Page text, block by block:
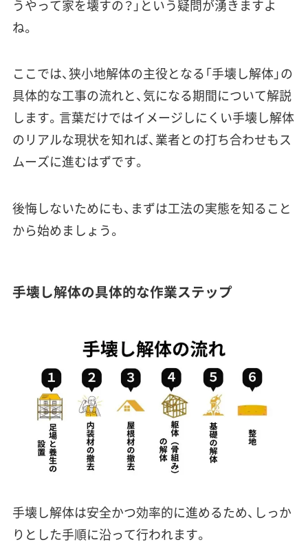
うやって家を壊すの？」という疑問が湧きますよ
ね。
ここでは、狭小地解体の主役となる「手壊し解体」の
具体的な工事の流れと、気になる期間について解説
します。言葉だけではイメージしにくい手壊し解体
のリアルな現状を知れば、業者との打ち合わせもス
ムーズに進むはずです。
後悔しないためにも、まずは工法の実態を知ること
から始めましょう。
手壊し解体の具体的な作業ステップ
手壊し解体は安全かつ効率的に進めるため、しっか
りとした手順に沿って行われます。